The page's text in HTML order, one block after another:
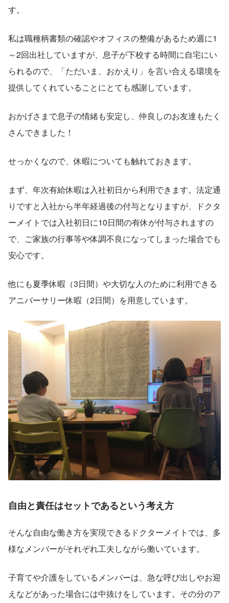
す。
私は職種柄書類の確認やオフィスの整備があるため週に1
～2回出社していますが、息子が下校する時間に自宅にい
られるので、「ただいま、おかえり」を言い合える環境を
提供してくれていることにとても感謝しています。
おかげさまで息子の情緒も安定し、仲良しのお友達もたく
さんできました！
せっかくなので、休暇についても触れておきます。
まず、年次有給休暇は入社初日から利用できます。法定通
りですと入社から半年経過後の付与となりますが、ドクタ
ーメイトでは入社初日に10日間の有休が付与されますの
で、ご家族の行事等や体調不良になってしまった場合でも
安心です。
他にも夏季休暇（3日間）や大切な人のために利用できる
アニバーサリー休暇（2日間）を用意しています。
自由と責任はセットであるという考え方
そんな自由な働き方を実現できるドクターメイトでは、多
様なメンバーがそれぞれ工夫しながら働いています。
子育てや介護をしているメンバーは、急な呼び出しやお迎
えなどがあった場合には中抜けをしています。その分のア